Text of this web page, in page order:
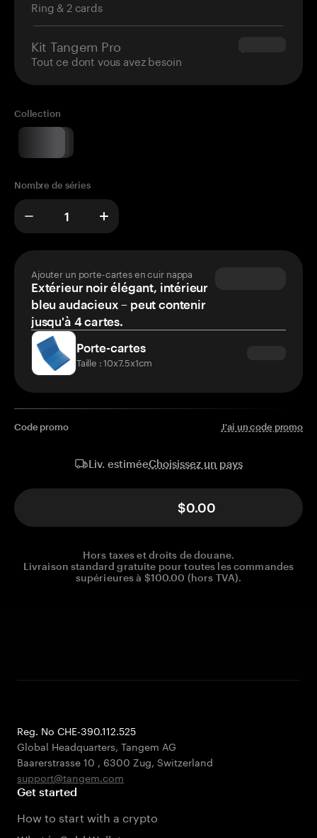
Ring & 2 cards
Kit Tangem Pro
Tout ce dont vous avez besoin
$180.00
Collection
Nombre de séries
Ajouter un porte-cartes en cuir nappa
Extérieur noir élégant, intérieur
bleu audacieux – peut contenir
jusqu'à 4 cartes.
Porte-cartes
Taille : 10x7.5x1cm
Code promo J'ai un code promo
Liv. estiméeChoisissez un pays
$0.00
Hors taxes et droits de douane.
Livraison standard gratuite pour toutes les commandes
supérieures à $100.00 (hors TVA).
Reg. No CHE-390.112.525
Global Headquarters, Tangem AG
Baarerstrasse 10 , 6300 Zug, Switzerland
support@tangem.com
Get started
How to start with a crypto